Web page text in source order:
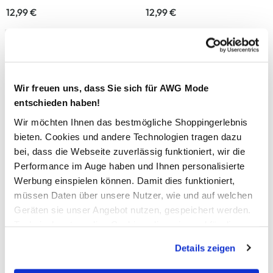
Wir freuen uns, dass Sie sich für AWG Mode
entschieden haben!
Wir möchten Ihnen das bestmögliche Shoppingerlebnis
bieten. Cookies und andere Technologien tragen dazu
bei, dass die Webseite zuverlässig funktioniert, wir die
Performance im Auge haben und Ihnen personalisierte
Werbung einspielen können. Damit dies funktioniert,
müssen Daten über unsere Nutzer, wie und auf welchen
Geräten sie unser Angebot nutzen, gespeichert werden.
werden, werden bei der Nutzung der Webseite auf jeden
Fall gesetzt. Cookies von Drittanbietern für Analyse- oder
Details zeigen
12,99 € 12,99 €
Herren Ledergürtel
45,95 €
Herren Gürtel Echtleder
Jim Spencer
Herren Schiebermütze meliert
14,99 €
Mustang
Herren Ledergürtel
35,95 €
Southern Territory
Mustang